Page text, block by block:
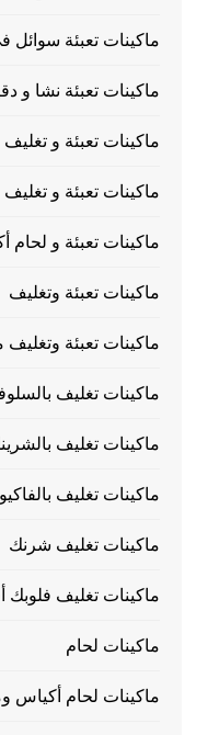
ماكينات تعبئة
ماكينات تعبئة نشا و
ماكينات تعبئة و تغليف
ماكينات تعبئة و تغليف
ماكينات تعبئة و لحام
ماكينات تعبئة وتغليف
ماكينات تعبئة
ماكينات تغليف
ماكينات تغليف
ماكينات تغليف
ماكينات تغليف شرنك
ماكينات تغليف فلوبك
ماكينات لحام
ماكينات لحام أكياس